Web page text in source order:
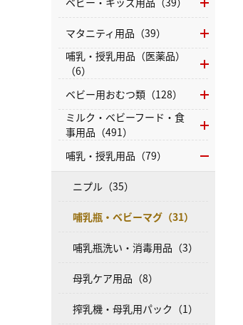
マタニティ用品（39）
哺乳・授乳用品（医薬品）
（6）
ベビー用おむつ類（128）
ミルク・ベビーフード・食
事用品（491）
哺乳・授乳用品（79）
ニプル（35）
哺乳瓶・ベビーマグ（31）
哺乳瓶洗い・消毒用品（3）
母乳ケア用品（8）
搾乳機・母乳用パック（1）